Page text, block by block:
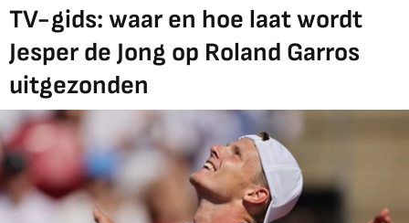
TV-gids: waar en hoe laat wordt
Jesper de Jong op Roland Garros
uitgezonden